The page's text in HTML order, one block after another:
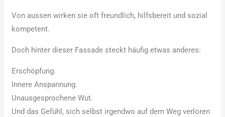
Von aussen wirken sie oft freundlich, hilfsbereit und sozial
kompetent.
Doch hinter dieser Fassade steckt häufig etwas anderes:
Erschöpfung.
Innere Anspannung.
Unausgesprochene Wut.
Und das Gefühl, sich selbst irgendwo auf dem Weg verloren